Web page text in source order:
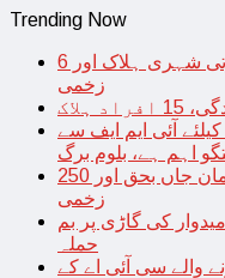
Trending Now
اسرائیل میں میزائل لگنے سے بھارتی شہری ہلاک اور 6
زخمی
ہلاک
آئی ایم ایف سے
اہم ہے، بلوم برگ
بھارت میں مدرسہ مسمار؛ 4 مسلمان جاں بحق اور 250
زخمی
کی گاڑی پر بم
حملہ
والے سی آئی اے کے